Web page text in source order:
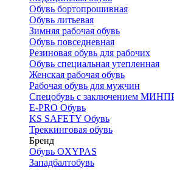
Обувь бортопрошивная
Обувь литьевая
Зимняя рабочая обувь
Обувь повседневная
Резиновая обувь для рабочих
Обувь специальная утепленная
Женская рабочая обувь
Рабочая обувь для мужчин
Спецобувь с заключением
E-PRO Обувь
KS SAFETY Обувь
Треккинговая обувь
Бренд
Обувь OXYPAS
Западбалтобувь